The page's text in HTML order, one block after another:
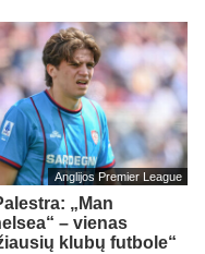
Anglijos Premier League
„Man
– vienas
klubų futbole“